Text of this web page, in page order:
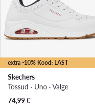
extra -10% Kood: LAST
Skechers
Tossud · Uno · Valge
74,99€